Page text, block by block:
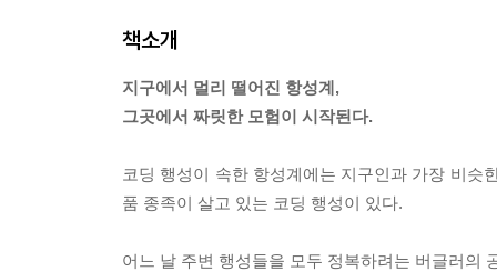
책소개
지구에서 멀리 떨어진 항성계,
그곳에서 짜릿한 모험이 시작된다.
코딩 행성이 속한 항성계에는 지구인과 가장 비슷
품 종족이 살고 있는 코딩 행성이 있다.
어느 날 주변 행성들을 모두 정복하려는 버글러의